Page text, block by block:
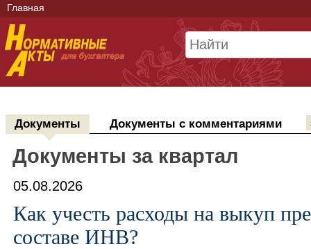
Главная
Документы Документы с комментариями
Документы за квартал
05.08.2026
Как учесть расходы на выкуп
составе ИНВ?